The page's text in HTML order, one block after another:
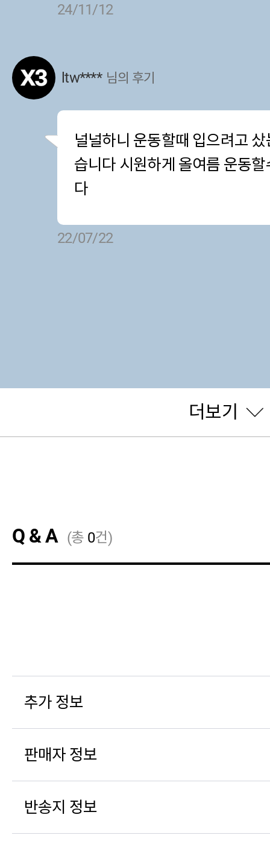
24/11/12
ltw**** 님의 후기
널널하니 운동할때 입으려고
습니다 시원하게 올여름 운동
다
22/07/22
더보기
Q & A (총 0건)
추가 정보
판매자 정보
반송지 정보